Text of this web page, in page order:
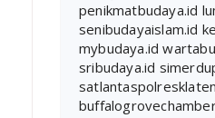
penikmatbudaya.id
senibudayaislam.id
mybudaya.id
sribudaya.id